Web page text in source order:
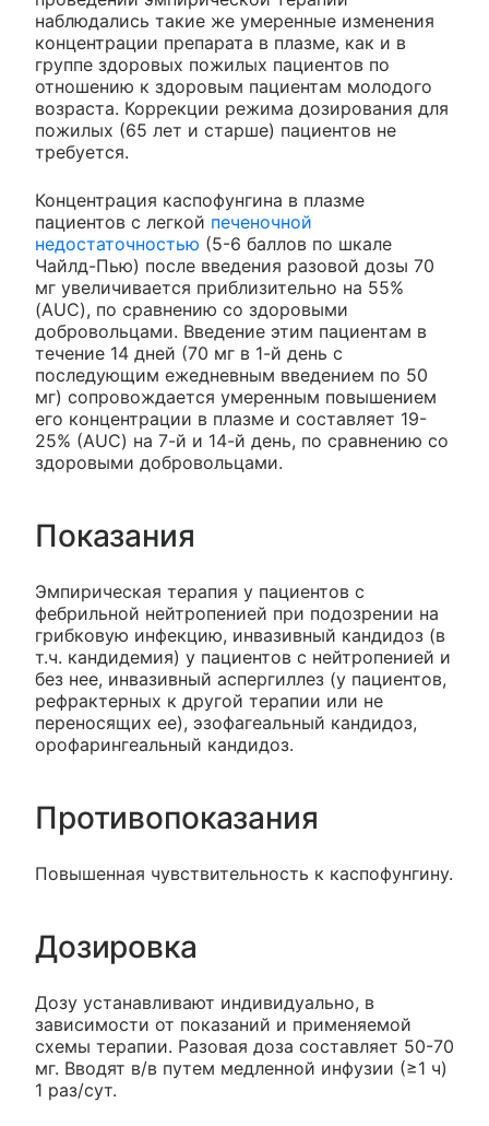
наблюдались такие же умеренные изменения
концентрации препарата в плазме, как и в
группе здоровых пожилых пациентов по
отношению к здоровым пациентам молодого
возраста. Коррекции режима дозирования для
пожилых (65 лет и старше) пациентов не
требуется.
Концентрация каспофунгина в плазме
пациентов с легкой печеночной
недостаточностью (5-6 баллов по шкале
Чайлд-Пью) после введения разовой дозы 70
мг увеличивается приблизительно на 55%
(AUC), по сравнению со здоровыми
добровольцами. Введение этим пациентам в
течение 14 дней (70 мг в 1-й день с
последующим ежедневным введением по 50
мг) сопровождается умеренным повышением
его концентрации в плазме и составляет 19-
25% (AUC) на 7-й и 14-й день, по сравнению со
здоровыми добровольцами.
Показания
Эмпирическая терапия у пациентов с
фебрильной нейтропенией при подозрении на
грибковую инфекцию, инвазивный кандидоз (в
т.ч. кандидемия) у пациентов с нейтропенией и
без нее, инвазивный аспергиллез (у пациентов,
рефрактерных к другой терапии или не
переносящих ее), эзофагеальный кандидоз,
орофарингеальный кандидоз.
Противопоказания
Повышенная чувствительность к каспофунгину.
Дозировка
Дозу устанавливают индивидуально, в
зависимости от показаний и применяемой
схемы терапии. Разовая доза составляет 50-70
мг. Вводят в/в путем медленной инфузии (≥1 ч)
1 раз/сут.